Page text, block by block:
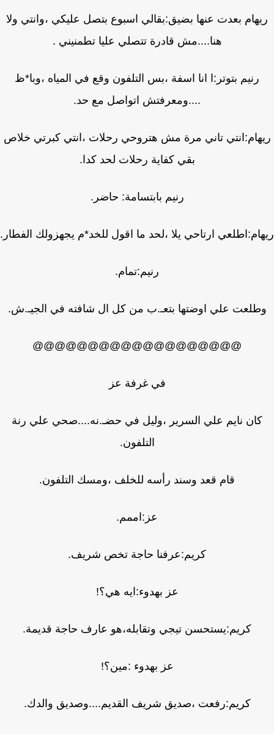
بعدت عنها بضيق:بقالي اسبوع بتصل عليكي ،وانتي ولا
هنا....مش قادرة تتصلي عليا تطمنيني .
رنيم بتوتر:ا انا اسفة ،بس التلفون وقع في المياه ،وبا*ظ
....ومعرفتش اتواصل مع حد.
تاني مرة مش هتروحي رحلات ،انتي كبرتي خلاص
بقي كفاية رحلات لحد كدا.
رنيم بابتسامة: حاضر.
ارتاحي يلا ،لحد ما اقول للخد*م يجهزولك الفطار.
رنيم:تمام.
علي اوضتها بتعـ.ب من كل ال شافته في الجيـ.ش.
@@@@@@@@@@@@@@@@@@@
في غرفة عز
كان نايم علي السرير ،وليل في حضـ.نه....صحي علي رنة
التلفون.
قام قعد وسند رأسه للخلف ،ومسك التلفون.
عز:اممم.
كريم:عرفنا حاجة تخص شريف.
عز بهدوء:ايه هي؟!
كريم:يستحسن تيجي وتقابله،هو عارف حاجة قديمة.
عز بهدوء :مين؟!
كريم:رفعت ،صديق شريف القديم....وصديق والدك.